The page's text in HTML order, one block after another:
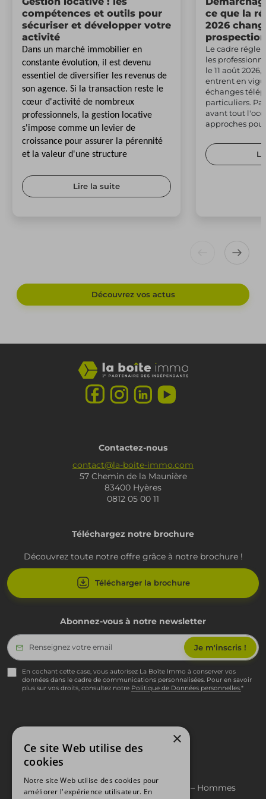
compétences et outils pour
sécuriser et développer votre
activité
Dans un marché immobilier en
constante évolution, il est devenu
essentiel de diversifier les revenus de
son agence. Si la transaction reste le
cœur d'activité de nombreux
professionnels, la gestion locative
s'impose comme un levier de
croissance pour assurer la pérennité
et la valeur d'une structure
Lire la suite
ce que la
2026
prospection
Le cadre
les
le 11 août
entrent en
échanges
particuliers.
avant tout
approches
Découvrez vos actus
Contactez-nous
contact@la-boite-immo.com
57 Chemin de la Maunière
83400 Hyères
0812 05 00 11
Téléchargez notre brochure
Découvrez toute notre offre grâce à notre brochure !
Télécharger la brochure
Abonnez-vous à notre newsletter
En cochant cette case, vous autorisez La Boîte Immo à conserver vos
données dans le cadre de communications personnalisées. Pour en savoir
plus sur vos droits, consultez notre Politique de Données personnelles.*
Pied de page
Mentions légales
Politique cookies
Index égalité professionnelle Femmes – Hommes
×
Ce site Web utilise des
cookies
Notre site Web utilise des cookies pour
améliorer l'expérience utilisateur. En